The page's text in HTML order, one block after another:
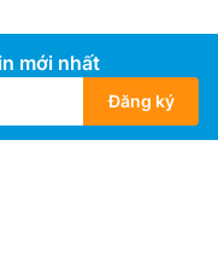
mới nhất
Đăng ký